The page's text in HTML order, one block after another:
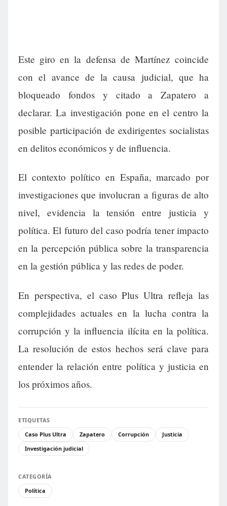
Este giro en la defensa de Martínez coincide
con el avance de la causa judicial, que ha
bloqueado fondos y citado a Zapatero a
declarar. La investigación pone en el centro la
posible participación de exdirigentes socialistas
en delitos económicos y de influencia.
El contexto político en España, marcado por
investigaciones que involucran a figuras de alto
nivel, evidencia la tensión entre justicia y
política. El futuro del caso podría tener impacto
en la percepción pública sobre la transparencia
en la gestión pública y las redes de poder.
En perspectiva, el caso Plus Ultra refleja las
complejidades actuales en la lucha contra la
corrupción y la influencia ilícita en la política.
La resolución de estos hechos será clave para
entender la relación entre política y justicia en
los próximos años.
ETIQUETAS
Caso Plus Ultra
Zapatero Corrupción
Justicia
Investigación judicial
CATEGORÍA
Política